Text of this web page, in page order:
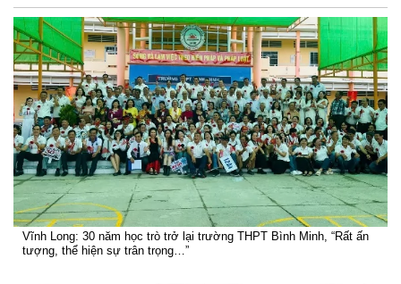
Vĩnh Long: 30 năm học trò trở lại trường THPT Bình Minh, “Rất ấn
tượng, thể hiện sự trân trọng…”